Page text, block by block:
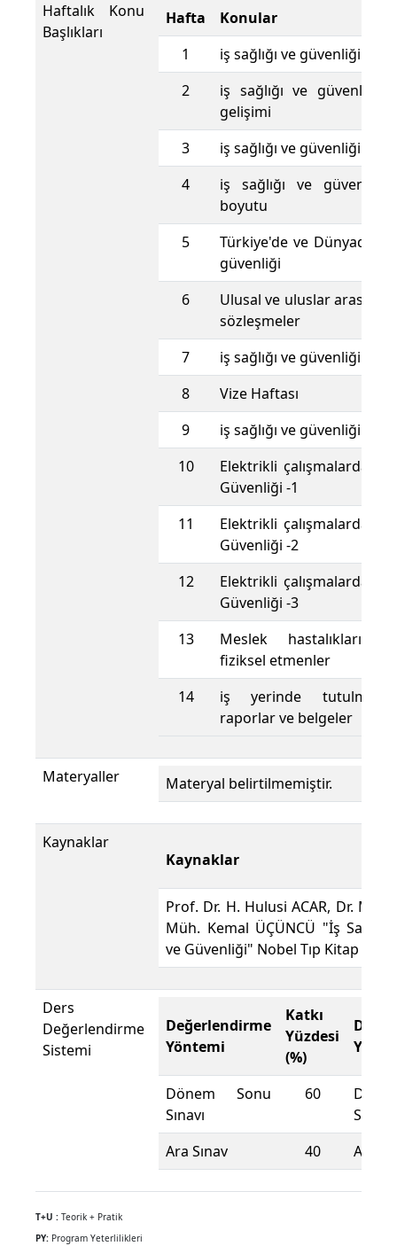
Haftalık Konu
Başlıkları
Hafta
Konular
1
iş sağlığı ve güvenliği
2
iş sağlığı ve
gelişimi
3
iş sağlığı ve güvenliğine
4
iş sağlığı ve
boyutu
5
Türkiye'de ve Dünyada iş
güvenliği
6
Ulusal ve uluslar arası
sözleşmeler
7
iş sağlığı ve güvenliği
8
Vize Haftası
9
iş sağlığı ve güvenliği
10
Elektrikli çalışmalarda İş
Güvenliği -1
11
Elektrikli çalışmalarda İş
Güvenliği -2
12
Elektrikli çalışmalarda İş
Güvenliği -3
13
Meslek hastalıklarını
fiziksel etmenler
14
iş yerinde tutulması
raporlar ve belgeler
Materyaller Materyal belirtilmemiştir.
Kaynaklar
Kaynaklar
Prof. Dr. H. Hulusi ACAR, Dr. Mak.
Müh. Kemal ÜÇÜNCÜ "İş Sağlığı
ve Güvenliği" Nobel Tıp Kitap Evi
Ders
Değerlendirme
Sistemi
Değerlendirme
Yöntemi
Katkı
Yüzdesi
(%)
Dönem Sonu
Sınavı
60
Sınavı
Ara Sınav
40 Ara
T+U : Teorik + Pratik
PY: Program Yeterlilikleri